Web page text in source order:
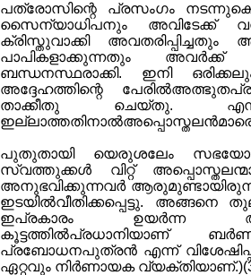
പത്രോസിന്റെ പ്രസംഗം
സൈന്യാധിപനും
ക്രിസ്തുവാക്കി
പാപികളാക്കുന്നതും
ബന്ധനസ്ഥരാക്കി. ഇനി
അദ്ദേഹത്തിന്റെ
താക്കീതു ചെയ്തു.
ഇല്ലാത്തതിനാല്‍അപ്പൊസ്തലന്‍മാരെ
പുതുതായി യെരുശലേം
സ്വത്തുക്കള്‍ വിറ്റ്
അനുഭവിക്കുന്നവര്‍
ഇടയില്‍വീതിക്കപ്പെട്ടു.
ഇപ്രകാരം ഉയര്‍ന്ന
കൂട്ടത്തില്‍പ്രധാനിയാണ്
പ്രബോധനപുത്രന്‍ എന്ന്
ഏറ്റവും നിര്‍ണായക